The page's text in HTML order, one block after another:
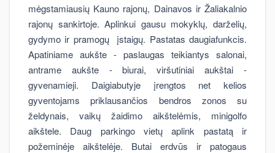
mėgstamiausių Kauno rajonų, Dainavos ir Žaliakalnio
rajonų sankirtoje. Aplinkui gausu mokyklų, darželių,
gydymo ir pramogų įstaigų. Pastatas daugiafunkcis.
Apatiniame aukšte - paslaugas teikiantys salonai,
antrame aukšte - biurai, viršutiniai aukštai -
gyvenamieji. Daigiabutyje įrengtos net kelios
gyventojams priklausančios bendros zonos su
želdynais, vaikų žaidimo aikštelėmis, minigolfo
aikštele. Daug parkingo vietų aplink pastatą ir
požeminėje aikštelėje. Butai erdvūs ir patogaus